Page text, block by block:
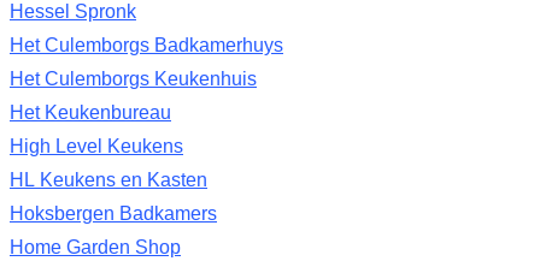
Hessel Spronk
Het Culemborgs Badkamerhuys
Het Culemborgs Keukenhuis
Het Keukenbureau
High Level Keukens
HL Keukens en Kasten
Hoksbergen Badkamers
Home Garden Shop